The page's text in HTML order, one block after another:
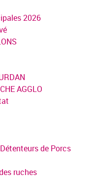
2026
AGGLO
de Porcs
ruches